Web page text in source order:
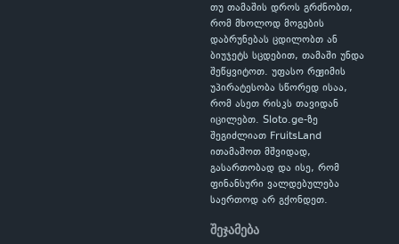
თუ თამაშის დროს გრძნობთ,
რომ მხოლოდ მოგების
დაბრუნებას ცდილობთ ან
ბიუჯეტს სცდებით, თამაში უნდა
შეწყვიტოთ. უფასო რეჟიმის
უპირატესობა სწორედ ისაა,
რომ ასეთ რისკს თავიდან
იცილებთ. Sloto.ge-ზე
შეგიძლიათ FruitsLand
ითამაშოთ მშვიდად,
გასართობად და ისე, რომ
ფინანსური ვალდებულება
საერთოდ არ გქონდეთ.
შეჯამება